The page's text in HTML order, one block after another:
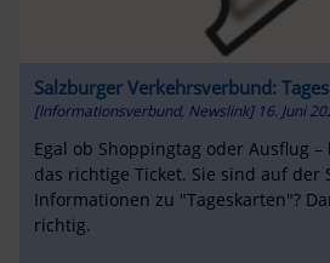
Salzburger Verkehrsverbund:
[Informationsverbund, Newslink] 16. Juni
Egal ob Shoppingtag oder Ausflug
das richtige Ticket. Sie sind auf der
Informationen zu "Tageskarten"?
richtig.